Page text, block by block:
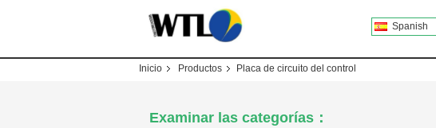
Spanish
Inicio Productos Placa de circuito del control
Examinar las categorías：